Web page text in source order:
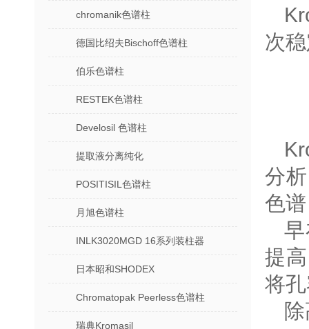
chromanik色谱柱
德国比绍夫Bischoff色谱柱
伯乐色谱柱
RESTEK色谱柱
Develosil 色谱柱
提取液分离纯化
POSITISIL色谱柱
月旭色谱柱
INLK3020MGD 16系列装柱器
日本昭和SHODEX
Chromatopak Peerless色谱柱
瑞典Kromasil
次
分
色
提
将